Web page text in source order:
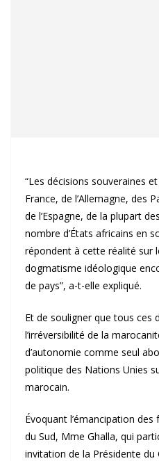
“Les décisions souveraines
France, de l’Allemagne, des
de l’Espagne, de la plupart
nombre d’États africains en
répondent à cette réalité sur
dogmatisme idéologique
de pays”, a-t-elle expliqué.
Et de souligner que tous
l’irréversibilité de la
d’autonomie comme seul
politique des Nations Unies
marocain.
Évoquant l’émancipation
du Sud, Mme Ghalla, qui
invitation de la Présidente du